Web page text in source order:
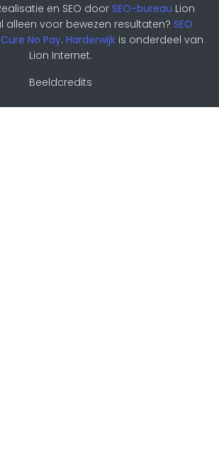
en SEO door SEO-bureau Lion
alleen voor bewezen resultaten? SEO
No Pay. Harderwijkis onderdeel van
Lion Internet.
Beeldcredits